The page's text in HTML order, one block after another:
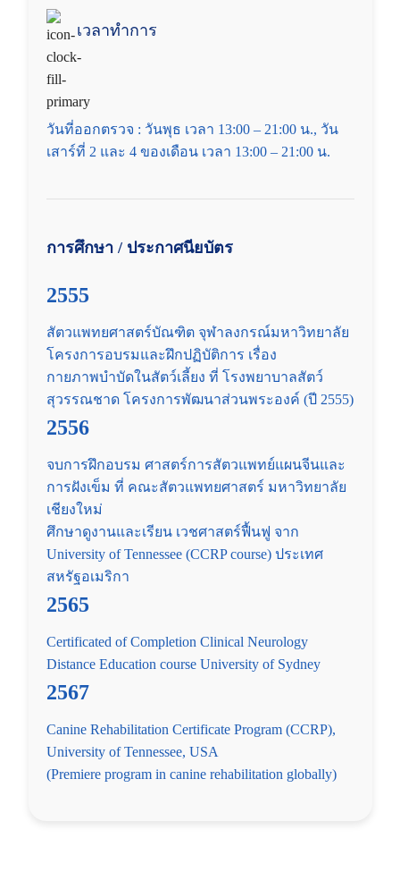
เวลาทำการ
วันที่ออกตรวจ : วันพุธ เวลา 13:00 – 21:00 น., วัน
เสาร์ที่ 2 และ 4 ของเดือน เวลา 13:00 – 21:00 น.
การศึกษา / ประกาศนียบัตร
2555
สัตวแพทยศาสตร์บัณฑิต จุฬาลงกรณ์มหาวิทยาลัย
โครงการอบรมและฝึกปฏิบัติการ เรื่อง
กายภาพบำบัดในสัตว์เลี้ยง ที่ โรงพยาบาลสัตว์
สุวรรณชาด โครงการพัฒนาส่วนพระองค์ (ปี 2555)
2556
จบการฝึกอบรม ศาสตร์การสัตวแพทย์แผนจีนและ
การฝังเข็ม ที่ คณะสัตวแพทยศาสตร์ มหาวิทยาลัย
เชียงใหม่
ศึกษาดูงานและเรียน เวชศาสตร์ฟื้นฟู จาก
University of Tennessee (CCRP course) ประเทศ
สหรัฐอเมริกา
2565
Certificated of Completion Clinical Neurology
Distance Education course University of Sydney
2567
Canine Rehabilitation Certificate Program (CCRP),
University of Tennessee, USA
(Premiere program in canine rehabilitation globally)
ศูนย์ผ่าตัดโรคสุนัขหน้าสั้น
ศูนย์หัวใจและไต
รับฝากดูแลสัตว์ป่วย 24 ชั่วโมง